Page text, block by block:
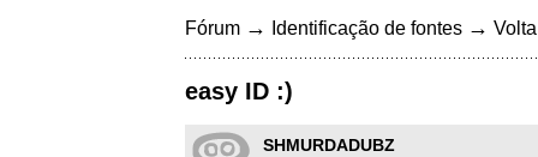
Fórum → Identificação de fontes →
easy ID :)
SHMURDADUBZ